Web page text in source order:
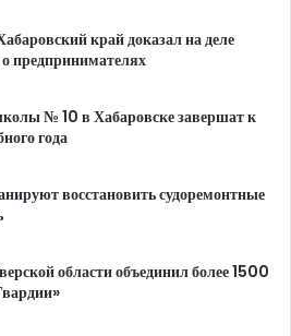
край доказал на деле
о предпринимателях
№ 10 в Хабаровске завершат к
года
восстановить судоремонтные
области объединил более 1500